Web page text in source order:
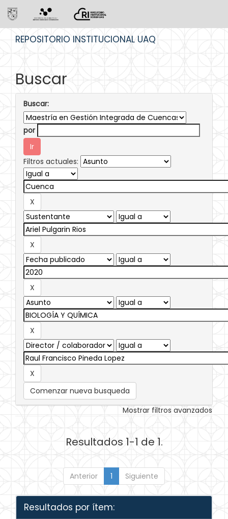
REPOSITORIO INSTITUCIONAL UAQ
Buscar
Buscar:
por
Filtros actuales:
Comenzar nueva busqueda
Mostrar filtros avanzados
Resultados 1-1 de 1.
Anterior 1 Siguiente
Resultados por ítem: